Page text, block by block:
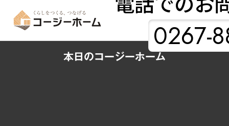
0267-
本日のコージーホーム